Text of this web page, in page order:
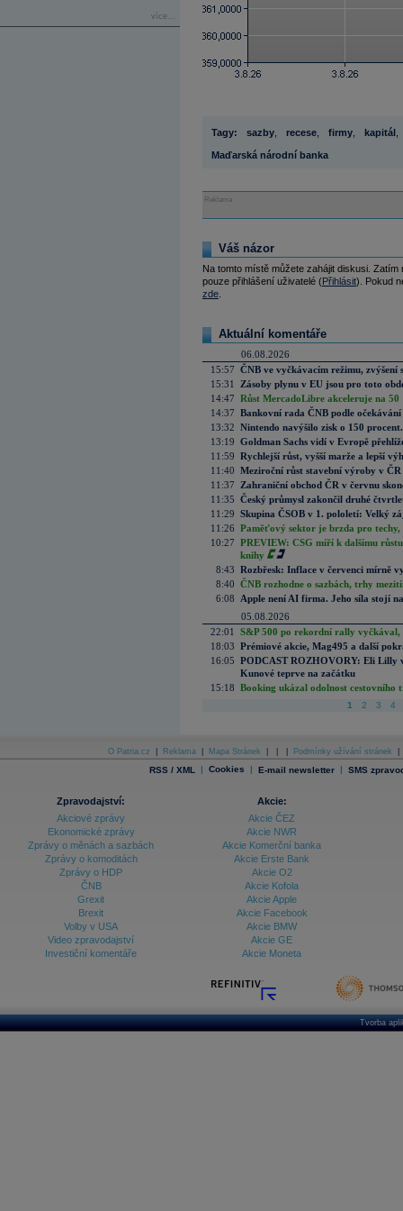
více...
Tagy: sazby recese firmy kapitál
Maďarská národní banka
Reklama
Váš názor
Na tomto místě můžete zahájit diskusi.
pouze přihlášení uživatelé (Přihlásit). Pokud
zde
Aktuální komentáře
06.08.2026
15:57 ČNB ve vyčkávacím režimu, zvýšení
15:31
Zásoby plynu v EU jsou pro toto
14:47 Růst MercadoLibre akceleruje na
14:37 Bankovní rada ČNB podle
13:32 Nintendo navýšilo zisk o 150
13:19 Goldman Sachs vidí v Evropě
11:59 Rychlejší růst, vyšší marže a lepší
11:40 Meziroční růst stavební výroby v
11:37
Zahraniční obchod ČR v červnu
11:35 Český průmysl zakončil druhé
11:29 Skupina ČSOB v 1. pololetí: Velký
11:26 Paměťový sektor je brzda pro techy,
10:27 PREVIEW: CSG míří k dalšímu
knihy
8:43 Rozbřesk: Inflace v červenci mírně
8:40 ČNB rozhodne o sazbách, trhy
6:08
Apple není AI firma. Jeho síla stojí
05.08.2026
22:01
S&P 500 po rekordní rally vyčkával,
18:03 Prémiové akcie, Mag495 a další
16:05 PODCAST ROZHOVORY: Eli Lilly
Kunové teprve na začátku
15:18 Booking ukázal odolnost cestovního
1 2 3 4
O Patria.cz Reklama Mapa Stránek Podmínky užívání stránek
RSS / XML | Cookies | E-mail newsletter | SMS
Zpravodajství:
Akciové zprávy
Ekonomické zprávy
Zprávy o měnách a sazbách
Zprávy o komoditách
Zprávy o HDP
ČNB
Grexit
Brexit
Volby v USA
Video zpravodajství
Investiční komentáře
Akcie:
Akcie ČEZ
Akcie NWR
Akcie Komerční banka
Akcie Erste Bank
Akcie O2
Akcie Kofola
Akcie Apple
Akcie Facebook
Akcie BMW
Akcie GE
Akcie Moneta
Tvorba